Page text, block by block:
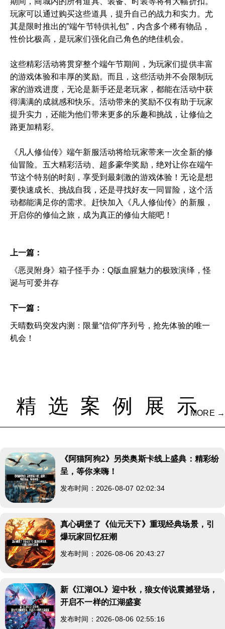
玩家可以通过购买这些道具，提升自己的战力和实力。尤
其是限时推出的“端午节特供礼包”，内含多个稀有物品，
性价比极高，是玩家们强化自己角色的绝佳机会。
这些精彩活动将贯穿整个端午节期间，为玩家们提供丰富
的游戏体验和丰厚的奖励。而且，这些活动并不会限制玩
家的游戏进度，无论是新手还是老玩家，都能在活动中获
得满满的成就感和快乐。活动带来的奖励不仅有助于玩家
提升实力，还能为他们带来更多的乐趣和挑战，让修仙之
路更加精彩。
《凡人修仙传》端午新服活动将给玩家带来一次全新的修
仙冒险。五大精彩活动、超多豪华奖励，绝对让你在端午
节这个特别的时刻，享受到最刺激的游戏体验！无论是想
要快速成长、挑战自我，还是寻找好友一同冒险，这个活
动都能满足你的需求。赶快加入《凡人修仙传》的新服，
开启你的修仙之旅，成为真正的修仙大能吧！
上一篇：
《恶灵附身》箱子怪手办：Q版血腥魅力的极致演绎，怪
诞与可爱并存
下一篇：
天晴数码突发内测：限量“信仰”序列号，抢先体验的唯一
机会！
精选案例展示MORE →
《阿猫阿狗2》另类奥斯卡线上盛典：精彩纷
呈，等你来嗨！
发布时间：2026-08-07 02:02:34
真心碉堡了《仙元天下》重现经典场景，引
爆玩家回忆狂潮
发布时间：2026-08-06 20:43:27
新《江湖OL》迎中秋，狼女传说震撼登场，
开启不一样的江湖盛宴
发布时间：2026-08-06 02:55:16